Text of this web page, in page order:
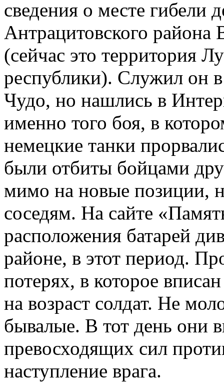
сведения о месте гибели
Антрацитовского района
(сейчас это территория
республики). Служил он
Чудо, но нашлись в
именно того боя, в
немецкие танки
были отбиты бойцами
мимо на новые позиции,
соседям. На сайте
расположения батарей
районе, в этот период.
потерях, в которое
на возраст солдат. Не
бывалые. В тот день они
превосходящих сил
наступление врага.